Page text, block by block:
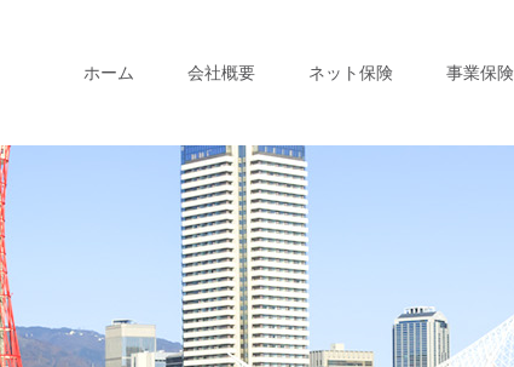
ホーム 会社概要 ネット保険 事業保険